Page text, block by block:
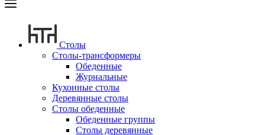
Столы
Столы-трансформеры
Обеденные
Журнальные
Кухонные столы
Деревянные столы
Столы обеденные
Обеденные группы
Столы деревянные